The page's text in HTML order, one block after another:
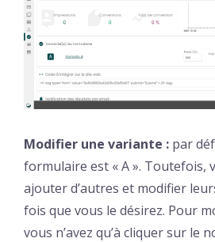
Modifier une variante : par
formulaire est « A ». Toutefois,
ajouter d’autres et modifier
fois que vous le désirez. Pour
vous n’avez qu’à cliquer sur le